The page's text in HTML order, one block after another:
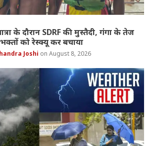
के दौरान SDRF की मुस्तैदी, गंगा के तेज
को रेस्क्यू कर बचाया
Joshi August 8, 2026